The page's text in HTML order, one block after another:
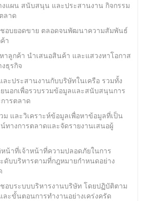
งแผน สนับสนุน และประสานงาน กิจกรรม
ลาด
อบยอดขาย ตลอดจนพัฒนาความสัมพันธ์
า
าลูกค้า นำเสนอสินค้า และแสวงหาโอกาส
ธุรกิจ
ละประสานงานกับบริษัทในเครือ รวมทั้ง
นอกเพื่อรวบรวมข้อมูลและสนับสนุนการ
ารตลาด
ม และวิเคราะห์ข้อมูลเพื่อหาข้อมูลที่เป็น
ทางการตลาดและจัดรายงานเสนอผู้
น้าที่เจ้าหน้าที่ความปลอดภัยในการ
ดับบริหารตามที่กฎหมายกำหนดอย่าง
อบระบบบริหารงานบริษัท โดยปฏิบัติตาม
ละขั้นตอนการทำงานอย่างเคร่งครัด